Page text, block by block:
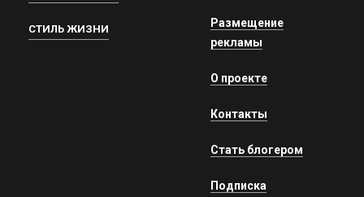
СТИЛЬ ЖИЗНИ
Размещение
рекламы
О проекте
Контакты
Стать блогером
Подписка